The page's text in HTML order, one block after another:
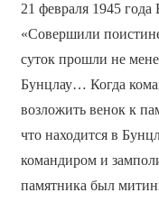
21 февраля 1945
«Совершили
суток прошли не
Бунцлау… Когда
возложить венок к
что находится в
командиром и
памятника был